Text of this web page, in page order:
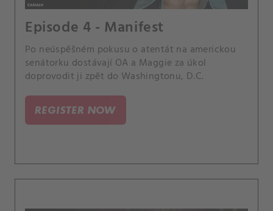
Episode 4 - Manifest
Po neúspěšném pokusu o atentát na americkou
senátorku dostávají OA a Maggie za úkol
doprovodit ji zpět do Washingtonu, D.C.
REGISTER NOW